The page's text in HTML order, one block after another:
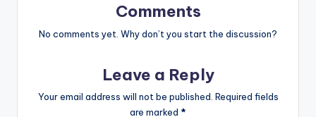
Comments
No comments yet. Why don’t you start the discussion?
Leave a Reply
Your email address will not be published. Required fields
are marked *